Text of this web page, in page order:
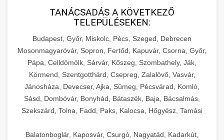
TANÁCSADÁS A KÖVETKEZŐ
TELEPÜLÉSEKEN:
Budapest, Győr, Miskolc, Pécs, Szeged, Debrecen
Mosonmagyaróvár, Sopron, Fertőd, Kapuvár, Csorna, Győr,
Pápa, Celldömölk, Sárvár, Kőszeg, Szombathely, Ják,
Körmend, Szentgotthárd, Csepreg, Zalalövő, Vasvár,
Jánosháza, Devecser, Ajka, Sümeg, Pécsvárad, Komló,
Sásd, Dombóvár, Bonyhád, Bátaszék, Baja, Bácsalmás,
Szekszárd, Tolna, Fadd, Paks, Kalocsa, Hőgyész, Tamási
Balatonboglár, Kaposvár, Csurgó, Nagyatád, Kadarkút,